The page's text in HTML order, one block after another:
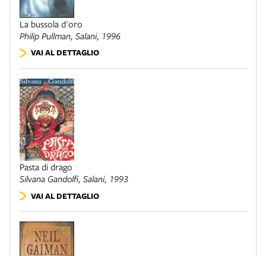
La bussola d'oro
Philip Pullman, Salani, 1996
VAI AL DETTAGLIO
Pasta di drago
Silvana Gandolfi, Salani, 1993
VAI AL DETTAGLIO